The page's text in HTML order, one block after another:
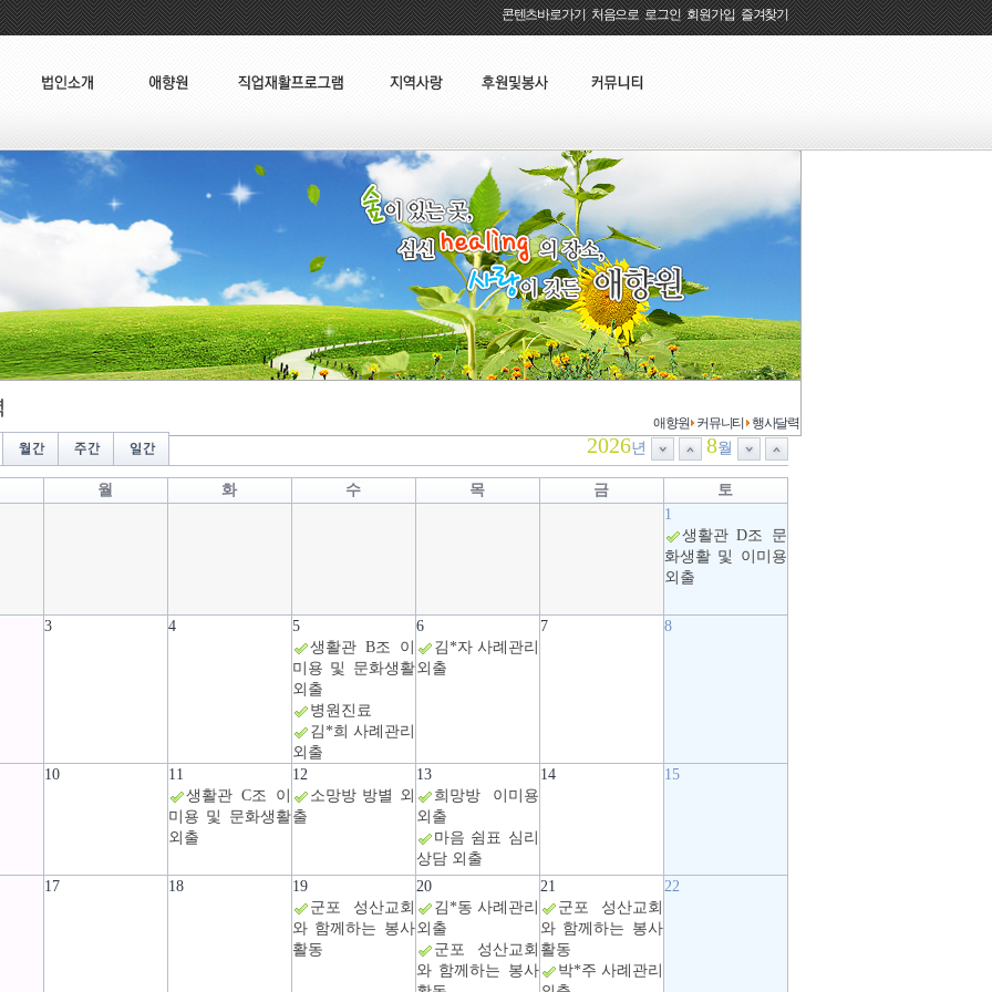
콘텐츠바로가기:처음으로:로그인:회원가입:즐겨찾기
애향원 커뮤니티 행사달력
2026년 8월
월 화 수 목 금
토
1
생활관 D조 문
화생활 및 이미용
외출
3 4
5
생활관 B조 이
미용 및 문화생활
외출
병원진료
김*희 사례관리
외출
6
김*자 사례관리
외출
7 8
10
11
생활관 C조 이
미용 및 문화생활
외출
12
소망방 방별 외
출
13
희망방 이미용
외출
마음 쉼표 심리
상담 외출
14 15
17 18
19
군포 성산교회
와 함께하는 봉사
활동
20
김*동 사례관리
외출
군포 성산교회
와 함께하는 봉사
21
군포 성산교회
와 함께하는 봉사
활동
박*주 사례관리
22